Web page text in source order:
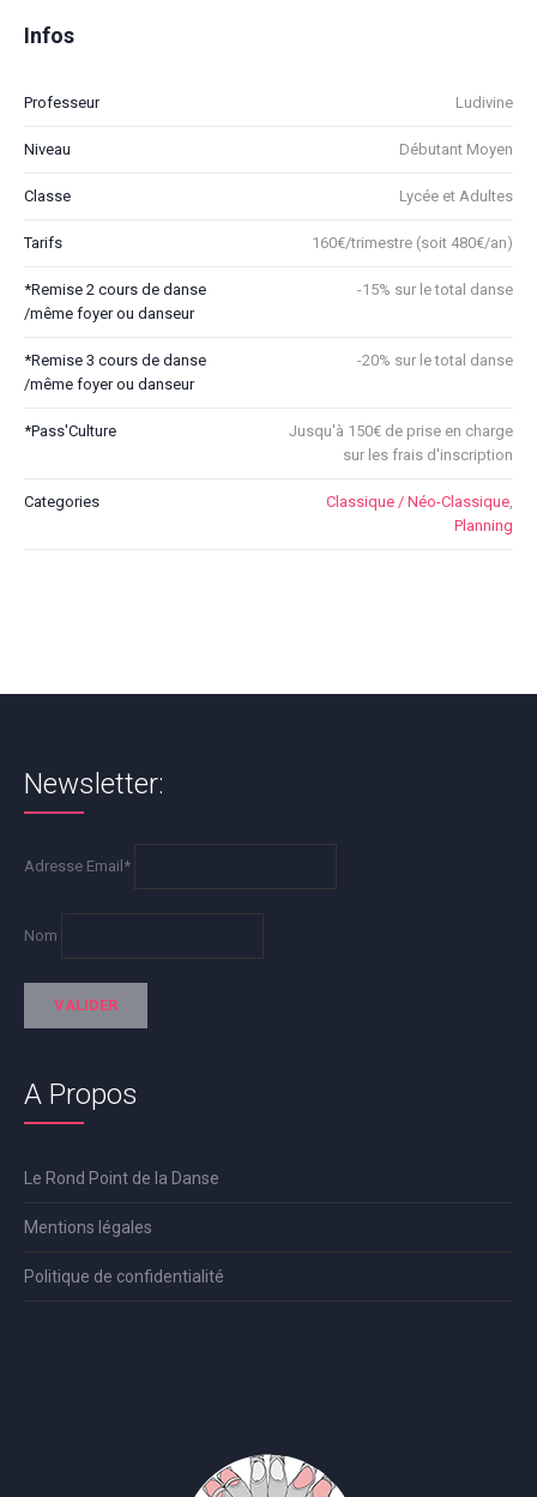
Infos
Professeur Ludivine
Niveau Débutant Moyen
Classe Lycée et Adultes
Tarifs 160€/trimestre (soit 480€/an)
*Remise 2 cours de danse
/même foyer ou danseur
-15% sur le total danse
*Remise 3 cours de danse
/même foyer ou danseur
-20% sur le total danse
*Pass'Culture
Jusqu'à 150€ de prise en charge
sur les frais d'inscription
Categories Classique / Néo-Classique
Planning
Newsletter:
Adresse Email*
Nom
A Propos
Le Rond Point de la Danse
Mentions légales
Politique de confidentialité